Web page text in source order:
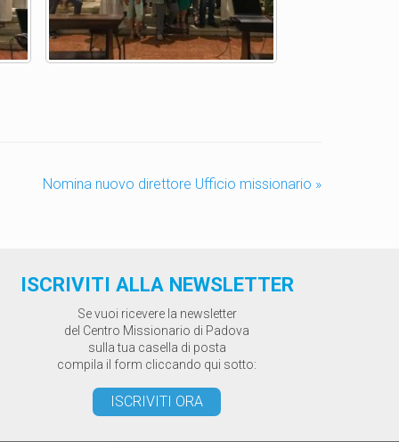
Nomina nuovo direttore Ufficio missionario »
ISCRIVITI ALLA NEWSLETTER
Se vuoi ricevere la newsletter
del Centro Missionario di Padova
sulla tua casella di posta
compila il form cliccando qui sotto:
ISCRIVITI ORA